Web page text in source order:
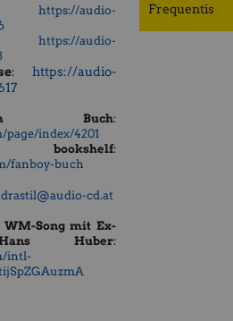
https://audio-
https://audio-
: https://audio-
Buch:
page/index/4201
:
fanboy-buch
cd.at
WM-Song mit Ex-
Hans Huber:
intl-
Frequentis